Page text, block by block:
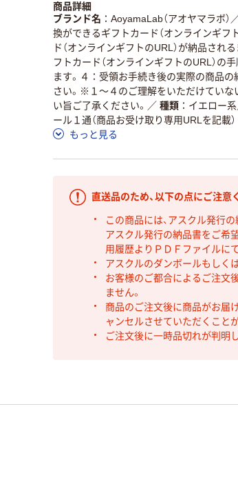
商品詳細
ブランド名
AoyamaLab（アオヤマラボ）
換ができるギフトカード（オンラインギフ
ド（オンラインギフトのURL）が納品され
フトカード（オンラインギフトのURL）の
ます。４：受領お手続き後の実際の商品
さい。※１～４のご理解をいただけてい
い旨ご了承ください。 ／ 種類 イエロー系
ール１通（商品お受け取り専用URLを記載）
もっと見る
直送品のため、以下の点にご注意
この商品には、アスクル発行
アスクル発行の納品書をご希
用履歴よりＰＤＦファイルに
アスクルのダンボールもしく
お客様のご都合によるご注文
ません。
商品のご注文後に商品がお届
ャンセルさせていただくこと
ご注文後に一時品切れが判明